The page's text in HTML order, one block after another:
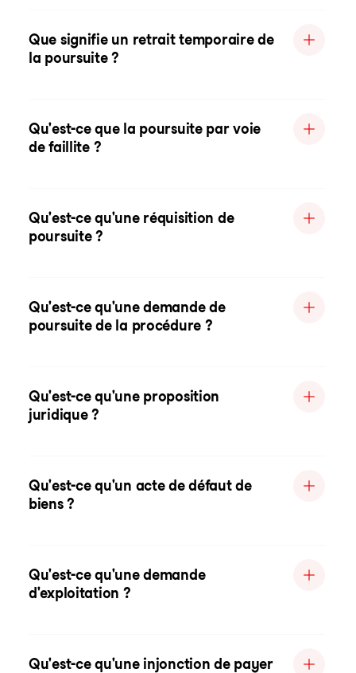
Que signifie un retrait temporaire de
la poursuite ?
Qu'est-ce que la poursuite par voie
de faillite ?
Qu'est-ce qu'une réquisition de
poursuite ?
Qu'est-ce qu'une demande de
poursuite de la procédure ?
Qu'est-ce qu'une proposition
juridique ?
Qu'est-ce qu'un acte de défaut de
biens ?
Qu'est-ce qu'une demande
d'exploitation ?
Qu'est-ce qu'une injonction de payer